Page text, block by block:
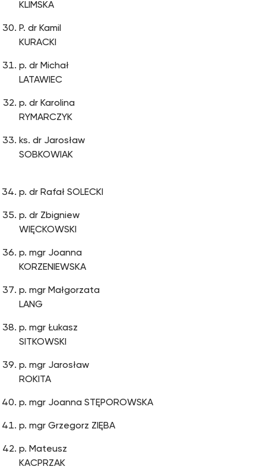
KLIMSKA
P. dr Kamil
p. dr Michał
LATAWIEC
p. dr Karolina
RYMARCZYK
ks. dr Jarosław
SOBKOWIAK
p. dr Rafał SOLECKI
p. dr Zbigniew
WIĘCKOWSKI
p. mgr Joanna
KORZENIEWSKA
p. mgr Małgorzata
LANG
p. mgr Łukasz
SITKOWSKI
p. mgr Jarosław
ROKITA
p. mgr Joanna STĘPOROWSKA
p. mgr Grzegorz ZIĘBA
p. Mateusz
KACPRZAK